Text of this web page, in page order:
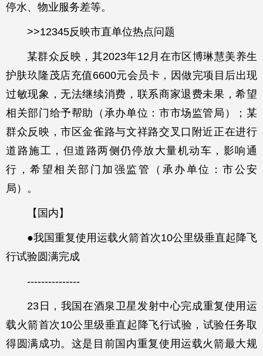
停水、物业服务差等。
>>12345反映市直单位热点问题
某群众反映，其2023年12月在市区博琳慧美养生
护肤玖隆茂店充值6600元会员卡，因做完项目后出现
过敏现象，无法继续消费，联系商家退费未果，希望
相关部门给予帮助（承办单位：市市场监管局）；某
群众反映，市区金雀路与文祥路交叉口附近正在进行
道路施工，但道路两侧仍停放大量机动车，影响通
行，希望相关部门加强监管（承办单位：市公安
局）。
【国内】
●我国重复使用运载火箭首次10公里级垂直起降飞
行试验圆满完成
---------------
23日，我国在酒泉卫星发射中心完成重复使用运
载火箭首次10公里级垂直起降飞行试验，试验任务取
得圆满成功。这是目前国内重复使用运载火箭最大规